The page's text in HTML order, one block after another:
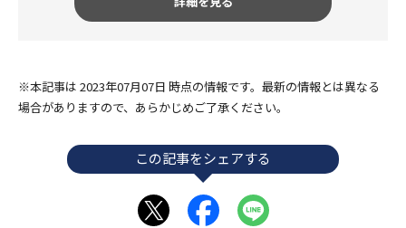
※本記事は 2023年07月07日 時点の情報です。最新の情報とは異なる
場合がありますので、あらかじめご了承ください。
この記事をシェアする